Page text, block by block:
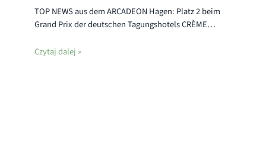
TOP NEWS aus dem ARCADEON Hagen: Platz 2 beim
Grand Prix der deutschen Tagungshotels CRÈME…
Czytaj dalej »